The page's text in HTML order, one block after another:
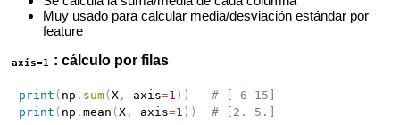
Muy usado para calcular media/desviación estándar por
feature
axis=1 : cálculo por filas
print ( np . sum(X, axis=1 ) )
# [ 6 15]
print ( np . mean (X, axis=1 ) ) # [2. 5.]